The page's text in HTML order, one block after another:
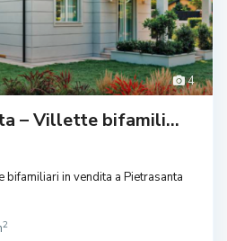
4
– Villette bifamili...
bifamiliari in vendita a Pietrasanta
2